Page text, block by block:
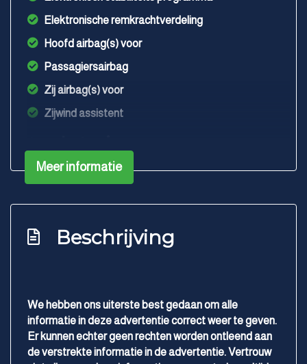
Elektronische remkrachtverdeling
Hoofd airbag(s) voor
Passagiersairbag
Zij airbag(s) voor
Zijwind assistent
Achterbank neerklapbaar
Betonplex in laadruimte
Passagiersstoel in hoogte verstelbaar
Stuur verstelbaar
Zijwandbekleding laadruimte
Meer informatie
Beschrijving
We hebben ons uiterste best gedaan om alle
informatie in deze advertentie correct weer te geven.
Er kunnen echter geen rechten worden ontleend aan
de verstrekte informatie in de advertentie. Vertrouw